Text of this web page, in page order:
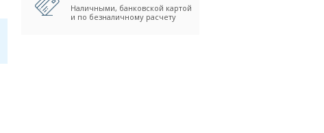
Наличными, банковской картой
и по безналичному расчету